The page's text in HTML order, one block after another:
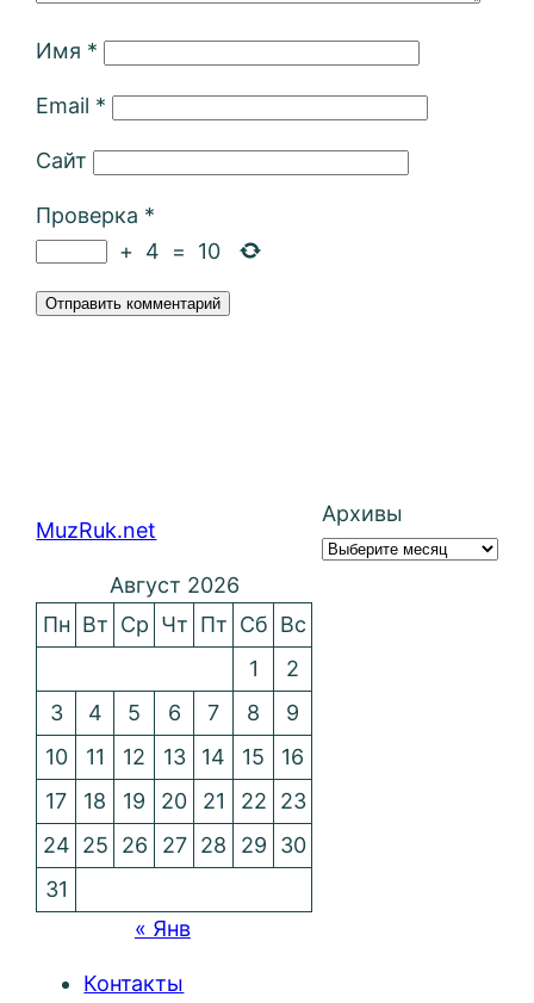
Имя *
Email *
Сайт
Проверка *
+ 4 = 10
MuzRuk.net
Архивы
Август 2026
Пн Вт Ср Чт Пт Сб Вс
1
2
3
4 5 6 7 8
9
10
11 12 13 14 15
16
17
18 19 20 21 22
23
24 25 26 27 28 29
30
31
« Янв
Контакты